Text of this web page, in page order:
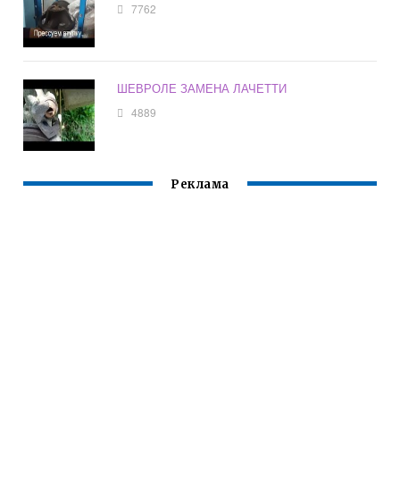
7762
ШЕВРОЛЕ ЗАМЕНА ЛАЧЕТТИ
4889
Реклама